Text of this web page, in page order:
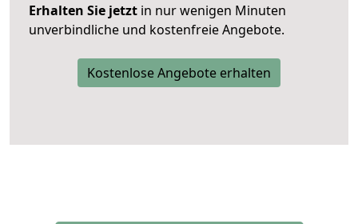
Erhalten Sie jetzt in nur wenigen Minuten
unverbindliche und kostenfreie Angebote.
Kostenlose Angebote erhalten